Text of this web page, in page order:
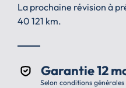
La prochaine révision à
40 121 km.
Garantie 12
Selon conditions